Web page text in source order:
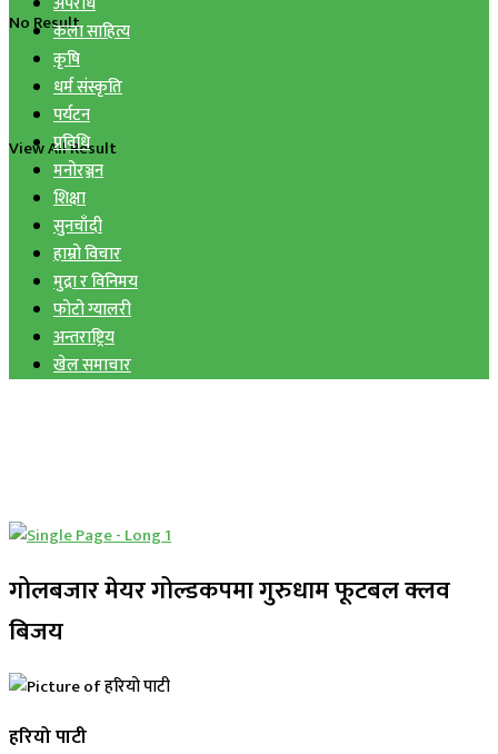
No Result
View All Result
कला साहित्य
कृषि
धर्म संस्कृति
पर्यटन
प्रविधि
मनोरञ्जन
शिक्षा
सुनचाँदी
हाम्रो विचार
मुद्रा र विनिमय
फोटो ग्यालरी
अन्तराष्ट्रिय
खेल समाचार
गोलबजार मेयर गोल्डकपमा गुरुधाम फूटबल क्लव
बिजय
हरियो पाटी